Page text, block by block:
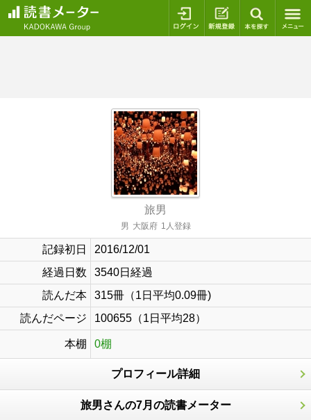
ログイン 新規登録
旅男
男 大阪府 1人登録
記録初日
2016/12/01
経過日数
3540日経過
読んだ本
315冊（1日平均0.09冊)
読んだページ
100655（1日平均28）
本棚 0棚
プロフィール詳細
旅男さんの7月の読書メーター